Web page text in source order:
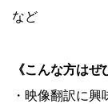
など
《こんな方はぜ
・映像翻訳に興